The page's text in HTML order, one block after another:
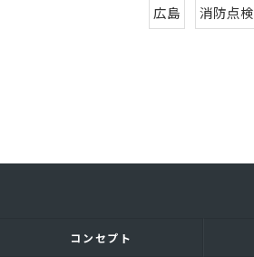
広島 消防点検
コンセプト